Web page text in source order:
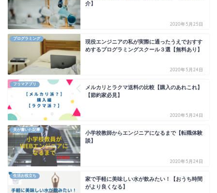
介】
2020年5月25日
プログラミング
現役エンジニアの私が実際に通ったうえでおすす
めするプログラミングスクール３選【無料あり】
2020年5月24日
フリマアプリ
メルカリとラクマ送料の比較【購入のあれこれ】
【節約家必見】
2020年5月24日
夫が書いた記事
小学校教師からエンジニアになるまで【転職体験
談】
2020年5月24日
生活お役立ち
家で手軽に美味しい水が飲みたい！【おうち時間
がより良くなる】